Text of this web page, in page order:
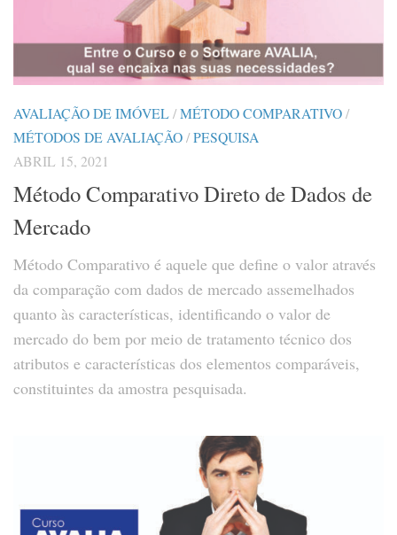
AVALIAÇÃO DE IMÓVEL/MÉTODO COMPARATIVO/
MÉTODOS DE AVALIAÇÃO/PESQUISA
ABRIL 15, 2021
Método Comparativo Direto de Dados de
Mercado
Método Comparativo é aquele que define o valor através
da comparação com dados de mercado assemelhados
quanto às características, identificando o valor de
mercado do bem por meio de tratamento técnico dos
atributos e características dos elementos comparáveis,
constituintes da amostra pesquisada.